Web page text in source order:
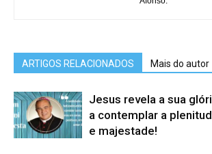
ARTIGOS RELACIONADOS Mais do autor
Jesus revela a sua
a contemplar a
e majestade!